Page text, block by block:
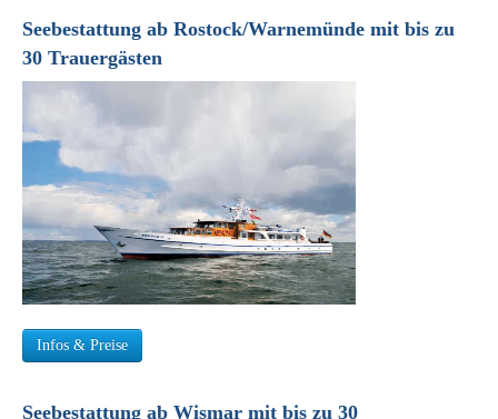
Seebestattung ab Rostock/Warnemünde mit bis zu
30 Trauergästen
Infos & Preise
Seebestattung ab Wismar mit bis zu 30